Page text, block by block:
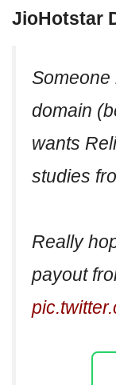
JioHotstar
Someone
domain
wants
studies
Really
payout